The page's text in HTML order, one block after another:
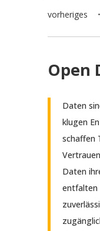
vorheriges
Open
Daten
klugen
schaffen
Daten
entfalten